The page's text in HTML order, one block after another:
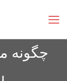
چگونه